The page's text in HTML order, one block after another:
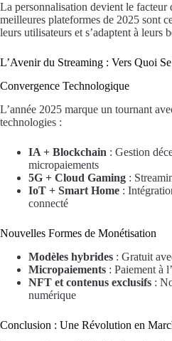
La personnalisation devient le facteur
meilleures plateformes de 2025 sont
leurs utilisateurs et s’adaptent à leurs
L’Avenir du Streaming : Vers Quoi
Convergence Technologique
L’année 2025 marque un tournant
technologies :
IA + Blockchain : Gestion
micropaiements
5G + Cloud Gaming :
IoT + Smart Home :
connecté
Nouvelles Formes de Monétisation
Modèles hybrides : Gratuit
Micropaiements : Paiement à
NFT et contenus exclusifs :
numérique
Conclusion : Une Révolution en